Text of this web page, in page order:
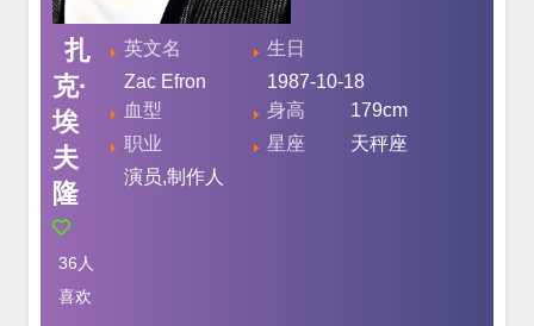
扎
克·
埃
夫
隆
36 人
喜欢
英文名
Zac Efron
生日
1987-10-18
血型
身高
179cm
职业
演员,制作人
星座 天秤座